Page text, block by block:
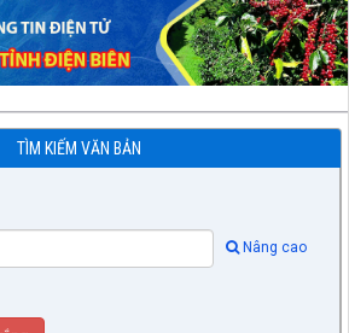
TÌM KIẾM VĂN BẢN
Nâng cao